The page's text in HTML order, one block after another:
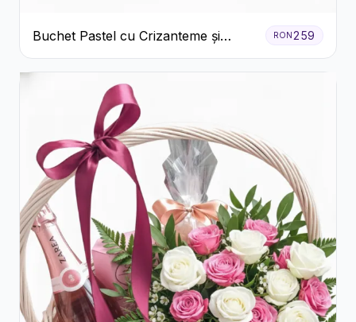
Buchet Pastel cu Crizanteme și
Garoafe
RON259